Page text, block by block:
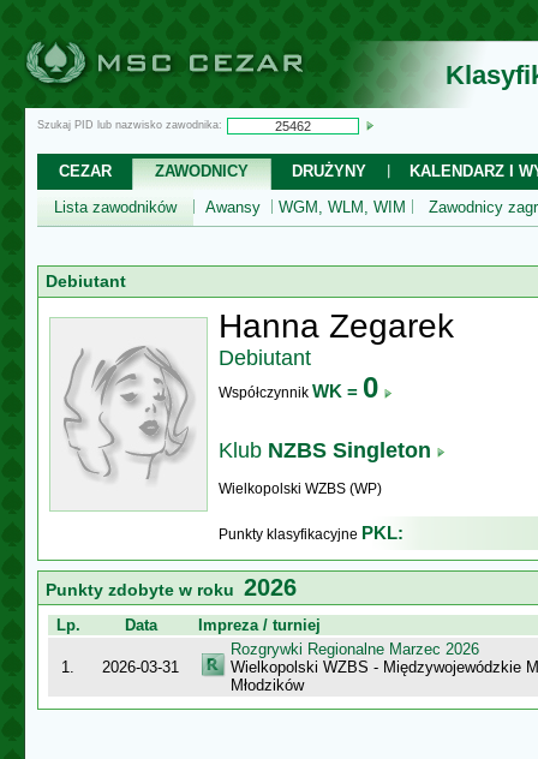
Szukaj PID lub nazwisko zawodnika:
CEZAR ZAWODNICY DRUŻYNY
KALENDARZ I
Lista zawodników
Awansy WGM, WLM, WIM Zawodnicy
Debiutant
Hanna Zegarek
Debiutant
Współczynnik WK = 0
Klub NZBS Singleton
Wielkopolski WZBS (WP)
Punkty klasyfikacyjne PKL:
Punkty zdobyte w roku 2026
Lp. Data Impreza / turniej
1. 2026-03-31
Rozgrywki Regionalne Marzec 2026
Wielkopolski WZBS - Międzywojewódzkie
Młodzików